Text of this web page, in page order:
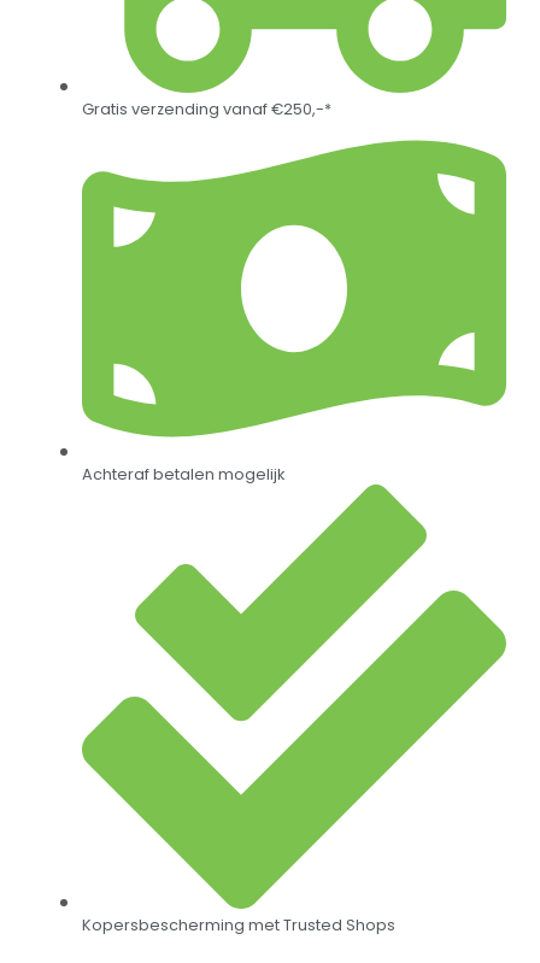
Gratis verzending vanaf €250,-*
Achteraf betalen mogelijk
Kopersbescherming met Trusted Shops